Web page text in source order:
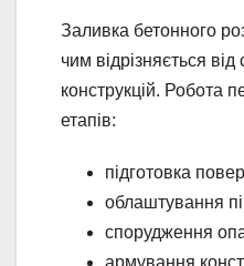
Заливка бетонного
чим відрізняється
конструкцій. Робота
етапів:
підготовка
облаштування
спорудження